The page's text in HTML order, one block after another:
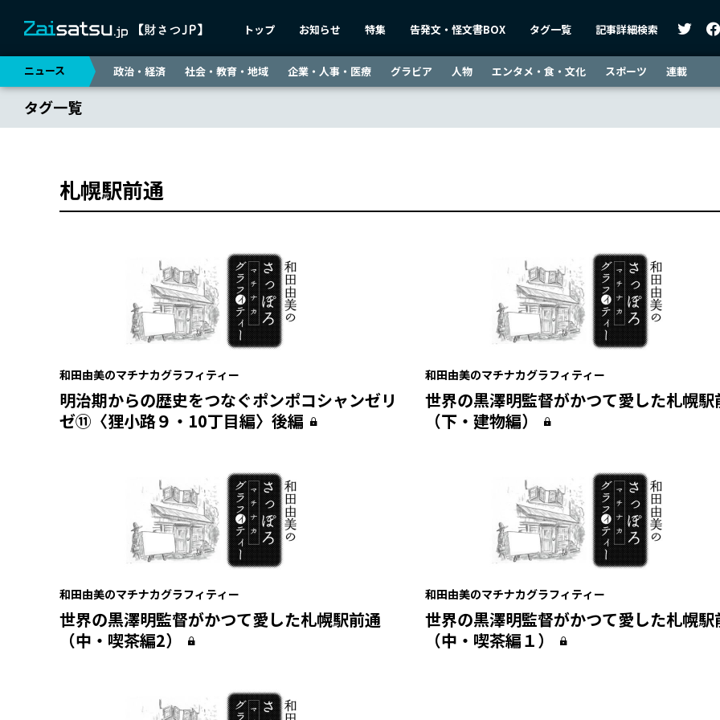
トップ お知らせ 特集 告発文・怪文書BOX タグ一覧 記事詳細検索
ニュース 政治・経済 社会・教育・地域 企業・人事・医療 グラビア 人物 エンタメ・食・文化 スポーツ 連載
タグ一覧
札幌駅前通
和田由美のマチナカグラフィティー
明治期からの歴史をつなぐポンポコシャンゼリ
ゼ⑪〈狸小路９・10丁目編〉後編
和田由美のマチナカグラフィティー
世界の黒澤明監督がかつて愛した札幌駅
（下・建物編）
和田由美のマチナカグラフィティー
世界の黒澤明監督がかつて愛した札幌駅前通
（中・喫茶編2）
和田由美のマチナカグラフィティー
世界の黒澤明監督がかつて愛した札幌駅
（中・喫茶編１）